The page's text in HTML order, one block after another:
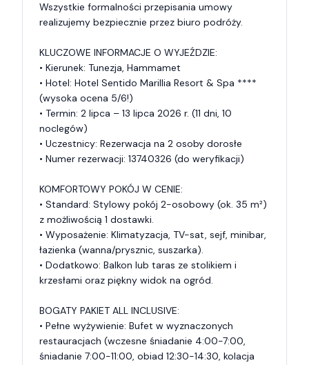
Wszystkie formalności przepisania umowy
realizujemy bezpiecznie przez biuro podróży.
KLUCZOWE INFORMACJE O WYJEŹDZIE:
• Kierunek: Tunezja, Hammamet
• Hotel: Hotel Sentido Marillia Resort & Spa ****
(wysoka ocena 5/6!)
• Termin: 2 lipca – 13 lipca 2026 r. (11 dni, 10
noclegów)
• Uczestnicy: Rezerwacja na 2 osoby dorosłe
• Numer rezerwacji: 13740326 (do weryfikacji)
KOMFORTOWY POKÓJ W CENIE:
• Standard: Stylowy pokój 2-osobowy (ok. 35 m²)
z możliwością 1 dostawki.
• Wyposażenie: Klimatyzacja, TV-sat, sejf, minibar,
łazienka (wanna/prysznic, suszarka).
• Dodatkowo: Balkon lub taras ze stolikiem i
krzesłami oraz piękny widok na ogród.
BOGATY PAKIET ALL INCLUSIVE:
• Pełne wyżywienie: Bufet w wyznaczonych
restauracjach (wczesne śniadanie 4:00-7:00,
śniadanie 7:00-11:00, obiad 12:30-14:30, kolacja